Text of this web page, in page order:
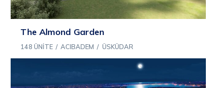
The Almond Garden
148 ÜNITE / ACIBADEM / ÜSKÜDAR